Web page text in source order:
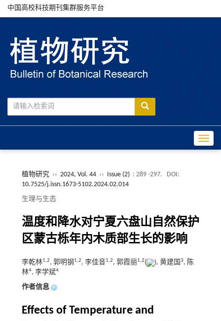
中国高校科技期刊集群服务平台
植物研究 ›› 2024, Vol. 44 ›› Issue (2) : 289 -297.
DOI:
10.7525/j.issn.1673-5102.2024.02.014
生理与生态
温度和降水对宁夏六盘山自然保护
区蒙古栎年内木质部生长的影响
李乾林1,2, 郭明钢 1,2, 李佳音1,2, 郭霞丽1,2( ), 黄建国3, 陈
林4, 李学斌4
作者信息 +
Effects of Temperature and